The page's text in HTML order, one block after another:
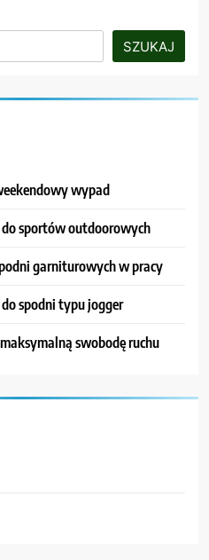
SZUKAJ
wypad
do sportów outdoorowych
garniturowych w pracy
spodni typu jogger
swobodę ruchu